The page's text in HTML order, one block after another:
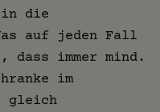
in die
auf jeden Fall
immer mind.
im
gleich